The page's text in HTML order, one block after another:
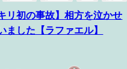
リ初の事故】相方を泣かせ
ました【ラファエル】